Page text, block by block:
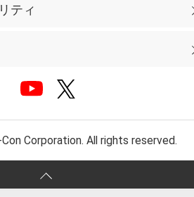
ティ
Corporation. All rights reserved.